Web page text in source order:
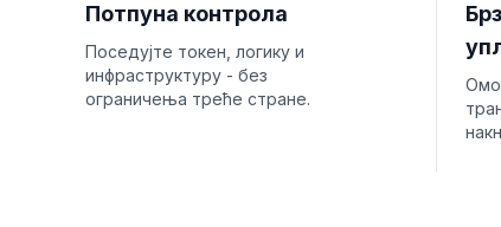
Потпуна контрола
Поседујте токен, логику и
инфраструктуру - без
ограничења треће стране.